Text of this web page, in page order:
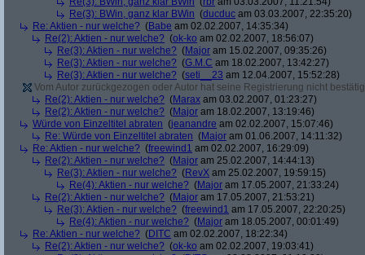
Re(3): BWin, ganz klar BWin (ducduc am 03.03.2007, 22:35:20)
Re: Aktien - nur welche? (Babe am 02.02.2007, 14:35:34)
Re(2): Aktien - nur welche? (ok-ko am 02.02.2007, 18:56:07)
Re(3): Aktien - nur welche? (Major am 15.02.2007, 09:35:26)
Re(3): Aktien - nur welche? (G.M.C am 18.02.2007, 13:42:27)
Re(3): Aktien - nur welche? (seti__23 am 12.04.2007, 15:52:28)
Vom Autor zurückgezogen oder Autor hat seine Registrierung nicht
Re(2): Aktien - nur welche? (Marax am 03.02.2007, 01:23:27)
Re(2): Aktien - nur welche? (Major am 18.02.2007, 13:19:46)
Würde von Einzeltitel abraten (jeanandre am 02.02.2007, 15:07:46)
Re: Würde von Einzeltitel abraten (Major am 01.06.2007, 14:11:32)
Re: Aktien - nur welche? (freewind1 am 02.02.2007, 16:29:09)
Re(2): Aktien - nur welche? (Major am 25.02.2007, 14:44:13)
Re(3): Aktien - nur welche? (RevX am 25.02.2007, 19:59:15)
Re(4): Aktien - nur welche? (Major am 17.05.2007, 21:33:24)
Re(2): Aktien - nur welche? (Major am 17.05.2007, 21:53:21)
Re(3): Aktien - nur welche? (freewind1 am 17.05.2007, 22:20:25)
Re(4): Aktien - nur welche? (Major am 18.05.2007, 00:01:49)
Re: Aktien - nur welche? (DITC am 02.02.2007, 18:22:34)
Re(2): Aktien - nur welche? (ok-ko am 02.02.2007, 19:03:41)